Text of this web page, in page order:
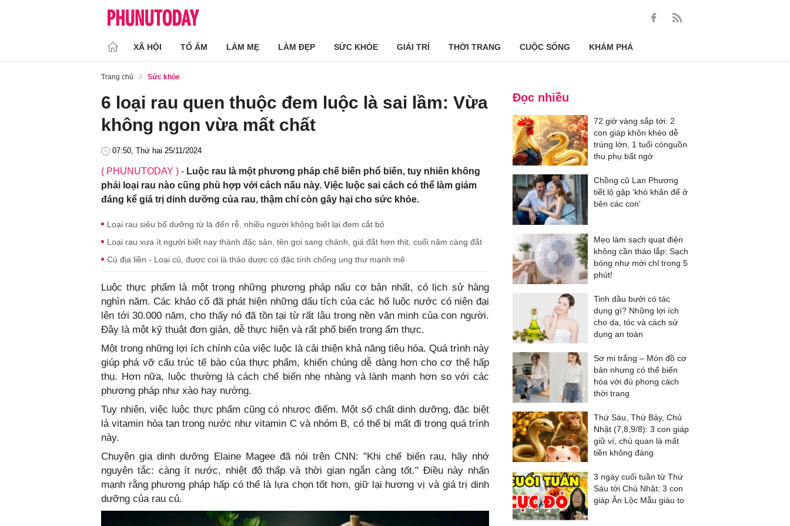
XÃ HỘI TỔ ẤM LÀM MẸ LÀM ĐẸP SỨC KHỎE GIẢI TRÍ THỜI TRANG CUỘC SỐNG KHÁM PHÁ
Trang chủ Sức khỏe
6 loại rau quen thuộc đem luộc là sai lầm: Vừa
không ngon vừa mất chất
07:50, Thứ hai 25/11/2024
( PHUNUTODAY ) - Luộc rau là một phương pháp chế biến phổ biến, tuy nhiên không
phải loại rau nào cũng phù hợp với cách nấu này. Việc luộc sai cách có thể làm giảm
đáng kể giá trị dinh dưỡng của rau, thậm chí còn gây hại cho sức khỏe.
Loại rau siêu bổ dưỡng từ lá đến rễ, nhiều người không biết lại đem cắt bỏ
Loại rau xưa ít người biết nay thành đặc sản, tên gọi sang chảnh, giá đắt hơn thịt, cuối năm càng đắt
Củ địa liền - Loại củ, được coi là thảo dược có đặc tính chống ung thư mạnh mẽ
Luộc thực phẩm là một trong những phương pháp nấu cơ bản nhất, có lịch sử hàng
nghìn năm. Các khảo cổ đã phát hiện những dấu tích của các hố luộc nước có niên đại
lên tới 30.000 năm, cho thấy nó đã tồn tại từ rất lâu trong nền văn minh của con người.
Đây là một kỹ thuật đơn giản, dễ thực hiện và rất phổ biến trong ẩm thực.
Một trong những lợi ích chính của việc luộc là cải thiện khả năng tiêu hóa. Quá trình này
giúp phá vỡ cấu trúc tế bào của thực phẩm, khiến chúng dễ dàng hơn cho cơ thể hấp
thụ. Hơn nữa, luộc thường là cách chế biến nhẹ nhàng và lành mạnh hơn so với các
phương pháp như xào hay nướng.
Tuy nhiên, việc luộc thực phẩm cũng có nhược điểm. Một số chất dinh dưỡng, đặc biệt
là vitamin hòa tan trong nước như vitamin C và nhóm B, có thể bị mất đi trong quá trình
này.
Chuyên gia dinh dưỡng Elaine Magee đã nói trên CNN: "Khi chế biến rau, hãy nhớ
nguyên tắc: càng ít nước, nhiệt độ thấp và thời gian ngắn càng tốt." Điều này nhấn
mạnh rằng phương pháp hấp có thể là lựa chọn tốt hơn, giữ lại hương vị và giá trị dinh
dưỡng của rau củ.
Đọc nhiều
72 giờ vàng sắp tới: 2
con giáp khôn khéo dễ
trúng lớn, 1 tuổi cónguồn
thu phụ bất ngờ
Chồng cũ Lan Phương
tiết lộ gặp 'khó khăn để ở
bên các con'
Mẹo làm sạch quạt điện
không cần tháo lắp: Sạch
bóng như mới chỉ trong 5
phút!
Tinh dầu bưởi có tác
dụng gì? Những lợi ích
cho da, tóc và cách sử
dụng an toàn
Sơ mi trắng – Món đồ cơ
bản nhưng có thể biến
hóa với đủ phong cách
thời trang
Thứ Sáu, Thứ Bảy, Chủ
Nhật (7,8,9/8): 3 con giáp
giữ ví, chủ quan là mất
tiền không đáng
3 ngày cuối tuần từ Thứ
Sáu tới Chủ Nhật: 3 con
giáp Ăn Lộc Mẫu giàu to